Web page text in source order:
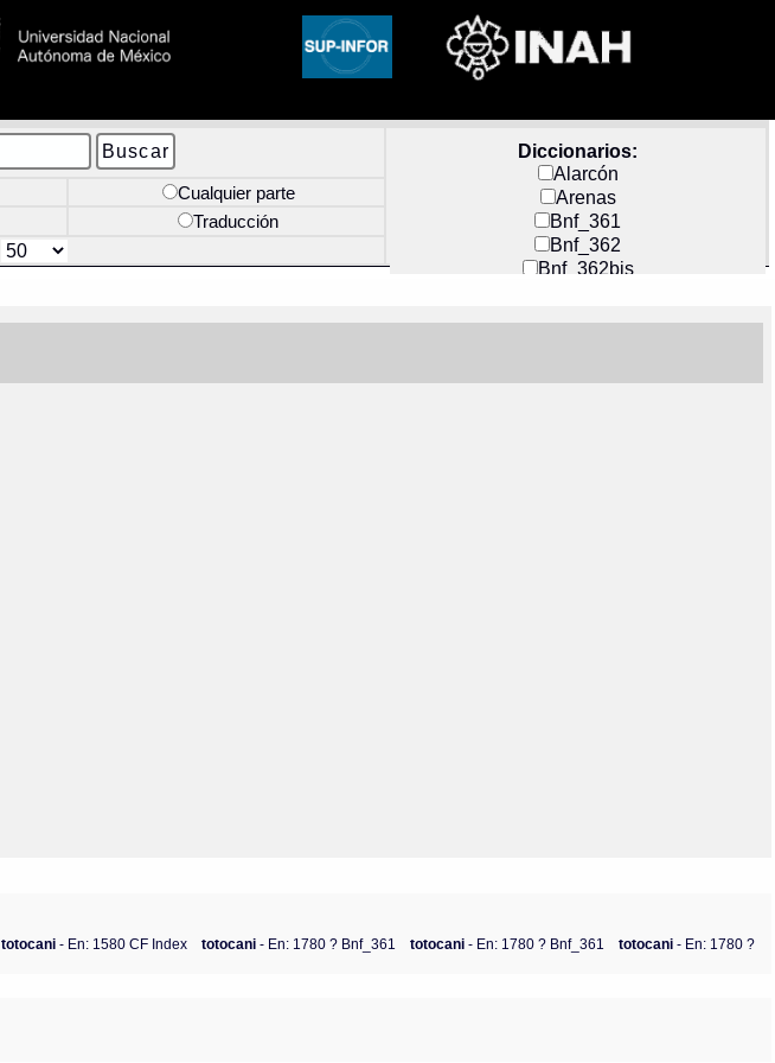
Diccionarios:
Alarcón
Arenas
Bnf_361
Bnf_362
Bnf_362bis
Docs_México
Cualquier parte
Traducción
totocani- En: 1580 CF Index totocani- En: 1780 ? Bnf_361 totocani- En: 1780 ? Bnf_361 totocani- En: 1780 ?